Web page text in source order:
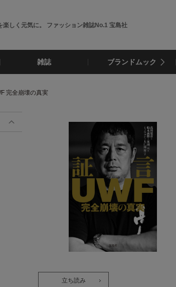
楽しく元気に。 ファッション雑誌No.1 宝島社
雑誌 ブランドムック
完全崩壊の真実
立ち読み